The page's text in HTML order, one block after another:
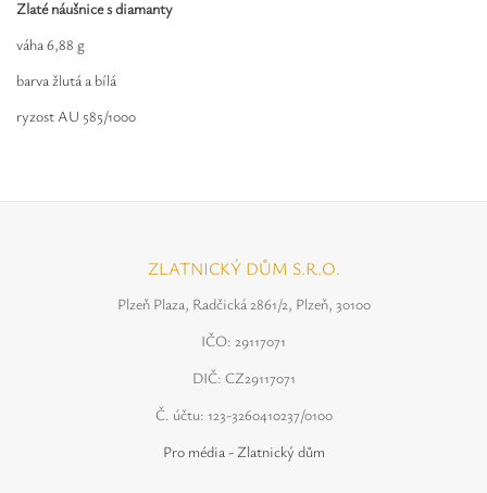
Zlaté náušnice s diamanty
váha 6,88 g
barva žlutá a bílá
ryzost AU 585/1000
ZLATNICKÝ DŮM S.R.O.
Plzeň Plaza, Radčická 2861/2, Plzeň, 30100
IČO: 29117071
DIČ: CZ29117071
Č. účtu: 123-3260410237/0100
Pro média - Zlatnický dům